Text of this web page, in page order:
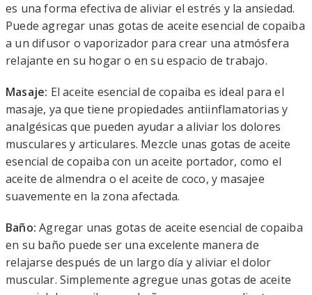
es una forma efectiva de aliviar el estrés y la ansiedad.
Puede agregar unas gotas de aceite esencial de copaiba
a un difusor o vaporizador para crear una atmósfera
relajante en su hogar o en su espacio de trabajo.
Masaje: El aceite esencial de copaiba es ideal para el
masaje, ya que tiene propiedades antiinflamatorias y
analgésicas que pueden ayudar a aliviar los dolores
musculares y articulares. Mezcle unas gotas de aceite
esencial de copaiba con un aceite portador, como el
aceite de almendra o el aceite de coco, y masajee
suavemente en la zona afectada.
Baño:Agregar unas gotas de aceite esencial de copaiba
en su baño puede ser una excelente manera de
relajarse después de un largo día y aliviar el dolor
muscular. Simplemente agregue unas gotas de aceite